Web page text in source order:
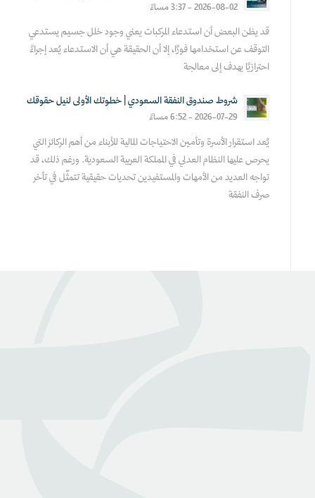
2026-08-02 - 3:37 مساءً
قد يظن البعض أن استدعاء المركبات يعني وجود خلل جسيم يستدعي
التوقف عن استخدامها فورًا، إلا أن الحقيقة هي أن الاستدعاء يُعد إجراءً
احترازيًا يهدف إلى معالجة
شروط صندوق النفقة السعودي | خطوتك الأولى لنيل حقوقك
2026-07-29 - 6:52 مساءً
يُعد استقرار الأسرة وتأمين الاحتياجات المالية للأبناء من أهم الركائز التي
يحرص عليها النظام العدلي في المملكة العربية السعودية. ورغم ذلك، قد
تواجه العديد من الأمهات والمستفيدين تحديات حقيقية تتمثّل في تأخر
صرف النفقة